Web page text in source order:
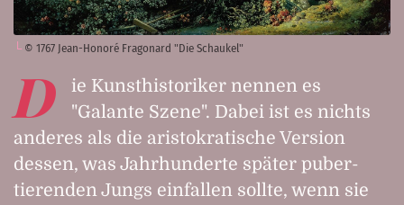
© 1767 Jean-Honoré Fragonard "Die Schaukel"
D
ie Kunsthistoriker nennen es
"Galante Szene". Dabei ist es nichts
anderes als die aristokratische Version
dessen, was Jahrhunderte später puber­
tierenden Jungs einfallen sollte, wenn sie